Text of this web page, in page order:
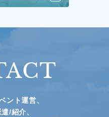
ント運営、
/紹介、